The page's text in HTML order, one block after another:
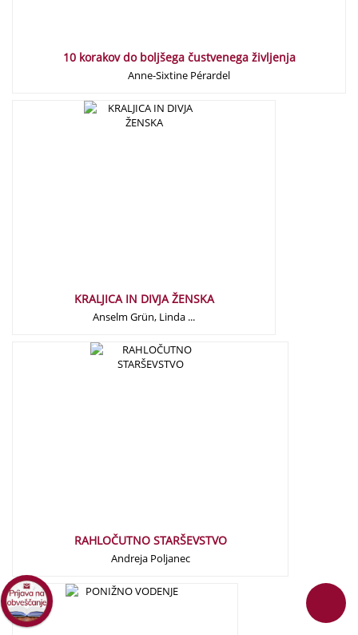
10 korakov do boljšega čustvenega življenja
Anne-Sixtine Pérardel
KRALJICA IN DIVJA ŽENSKA
Anselm Grün, Linda ...
18,00 €
RAHLOČUTNO STARŠEVSTVO
Andreja Poljanec
18,00 €